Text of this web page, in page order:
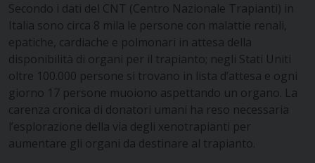
Secondo i dati del CNT (Centro Nazionale Trapianti) in
Italia sono circa 8 mila le persone con malattie renali,
epatiche, cardiache e polmonari in attesa della
disponibilità di organi per il trapianto; negli Stati Uniti
oltre 100.000 persone si trovano in lista d’attesa e ogni
giorno 17 persone muoiono aspettando un organo. La
carenza cronica di donatori umani ha reso necessaria
l’esplorazione della via degli xenotrapianti per
aumentare gli organi da destinare al trapianto.